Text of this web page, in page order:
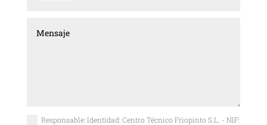
Responsable: Identidad: Centro Técnico Friopinto S.L. - NIF: